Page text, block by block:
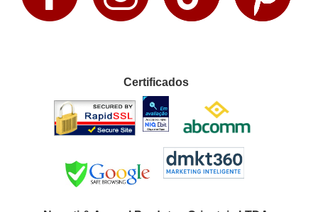
Certificados